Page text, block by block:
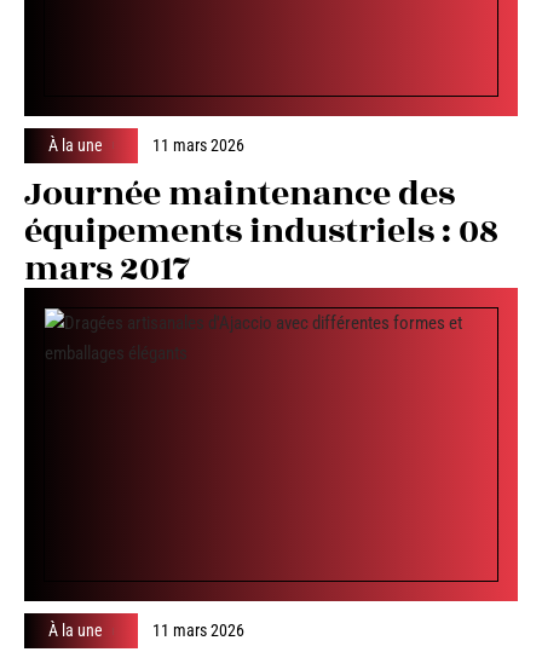
À la une 11 mars 2026
Journée maintenance des
équipements industriels : 08
mars 2017
À la une 11 mars 2026